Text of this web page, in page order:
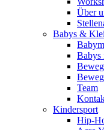
Über
Babys &
Babys
Team
Kindersport
Hip-